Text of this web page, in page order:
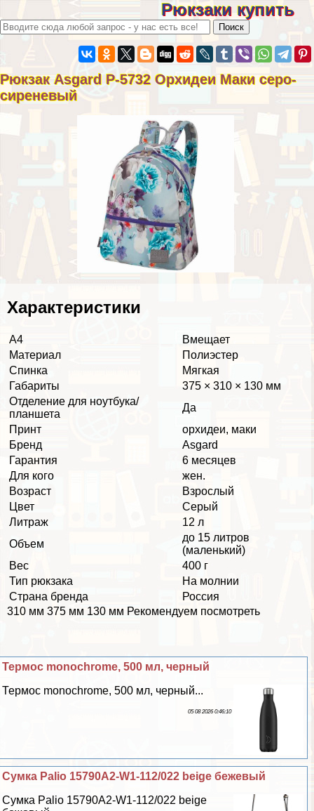
Рюкзаки купить
Рюкзак Asgard Р-5732 Орхидеи Маки серо-
сиреневый
Хаpaктеристики
А4
Вмещает
Материал
Полиэстер
Спинка
Мягкая
Габариты
375 × 310 × 130 мм
Отделение для ноутбука/
планшета
Да
Принт
орхидеи, маки
Бренд
Asgard
Гарантия
6 месяцев
Для кого
жен.
Возраст
Взрослый
Цвет
Серый
Литраж
12 л
Объем
до 15 литров
(маленький)
Вес
400 г
Тип рюкзака
На молнии
Страна бренда
Россия
310 мм 375 мм 130 мм Рекомендуем посмотреть
Термос monochrome, 500 мл, черный
Термос monochrome, 500 мл, черный...
05 08 2026 0:46:10
Сумка Palio 15790A2-W1-112/022 beige бежевый
Сумка Palio 15790A2-W1-112/022 beige